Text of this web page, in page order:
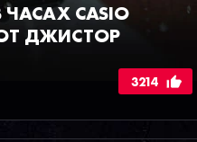
CASIO
ДЖИСТОР
3214